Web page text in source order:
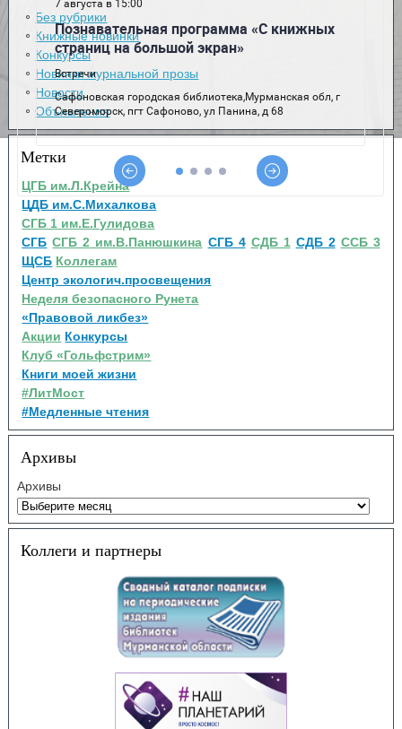
Без рубрики
Книжные новинки
Конкурсы
Новинки журнальной прозы
Новости
Объявления
Метки
ЦГБ им.Л.Крейна
ЦДБ им.С.Михалкова
СГБ 1 им.Е.Гулидова
СГБ СГБ 2 им.В.Панюшкина СГБ 4 СДБ 1 СДБ 2 ССБ 3
ЩСБ Коллегам
Центр экологич.просвещения
Неделя безопасного Рунета
«Правовой ликбез»
Акции Конкурсы
Клуб «Гольфстрим»
Книги моей жизни
#ЛитМост
#Медленные чтения
Архивы
Архивы
Коллеги и партнеры